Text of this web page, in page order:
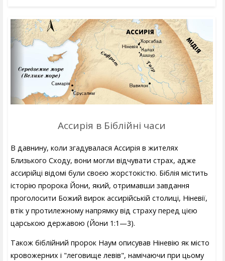
Ассирія в Біблійні часи
В давнину, коли згадувалася Ассирія в жителях
Близького Сходу, вони могли відчувати страх, адже
ассирійці відомі були своєю жорстокістю. Біблія містить
історію пророка Йони, який, отримавши завдання
проголосити Божий вирок ассирійській столиці, Ніневії,
втік у протилежному напрямку від страху перед цією
царською державою (Йони 1:1—3).
Також біблійний пророк Наум описував Ніневію як місто
кровожерних і "леговище левів", намічаючи при цьому